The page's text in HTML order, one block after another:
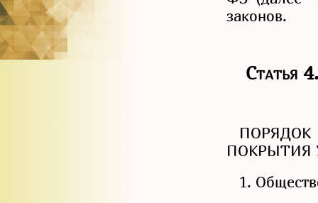
законов.
ПОКРЫТИЯ
1.